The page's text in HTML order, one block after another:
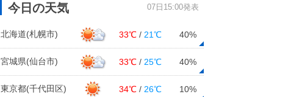
今日の天気 07日15:00発表
北海道(札幌市) 33℃ / 21℃ 40%
宮城県(仙台市) 33℃ / 25℃ 40%
東京都(千代田区) 34℃ / 26℃ 10%